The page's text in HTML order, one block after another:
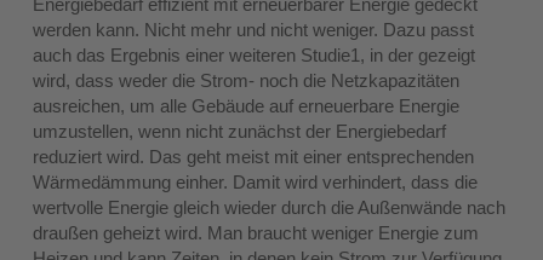
werden kann. Nicht mehr und nicht weniger. Dazu passt
auch das Ergebnis einer weiteren Studie1, in der gezeigt
wird, dass weder die Strom- noch die Netzkapazitäten
ausreichen, um alle Gebäude auf erneuerbare Energie
umzustellen, wenn nicht zunächst der Energiebedarf
reduziert wird. Das geht meist mit einer entsprechenden
Wärmedämmung einher. Damit wird verhindert, dass die
wertvolle Energie gleich wieder durch die Außenwände nach
draußen geheizt wird. Man braucht weniger Energie zum